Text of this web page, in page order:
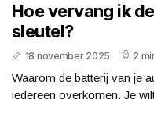
Hoe vervang ik
sleutel?
18 november 2025 2
Waarom de batterij van je
iedereen overkomen. Je